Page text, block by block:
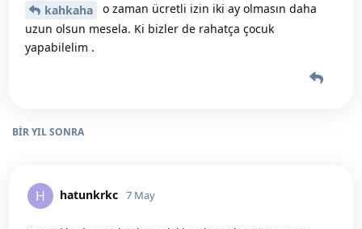
kahkaha
o zaman ücretli izin iki ay olmasın daha
uzun olsun mesela. Ki bizler de rahatça çocuk
yapabilelim .
BIR YILSONRA
H hatunkrkc 7 May